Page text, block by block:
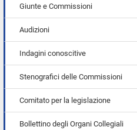
Giunte e Commissioni
Audizioni
Indagini conoscitive
Stenografici delle Commissioni
Comitato per la legislazione
Bollettino degli Organi Collegiali